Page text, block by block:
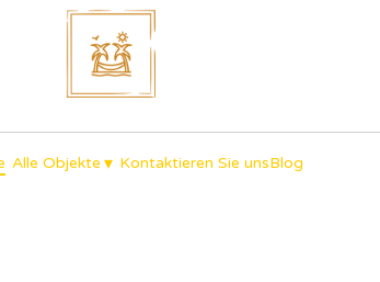
Alle Objekte ▾ Kontaktieren Sie unsBlog